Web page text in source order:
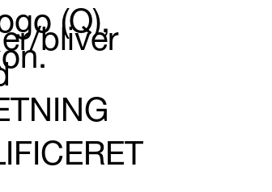
(Q),
bliver